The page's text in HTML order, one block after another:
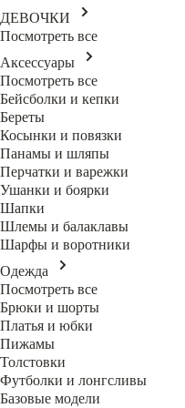
ДЕВОЧКИ
Посмотреть все
Аксессуары
Посмотреть все
Бейсболки и кепки
Береты
Косынки и повязки
Панамы и шляпы
Перчатки и варежки
Ушанки и боярки
Шапки
Шлемы и балаклавы
Шарфы и воротники
Одежда
Посмотреть все
Брюки и шорты
Платья и юбки
Пижамы
Толстовки
Футболки и лонгсливы
Базовые модели